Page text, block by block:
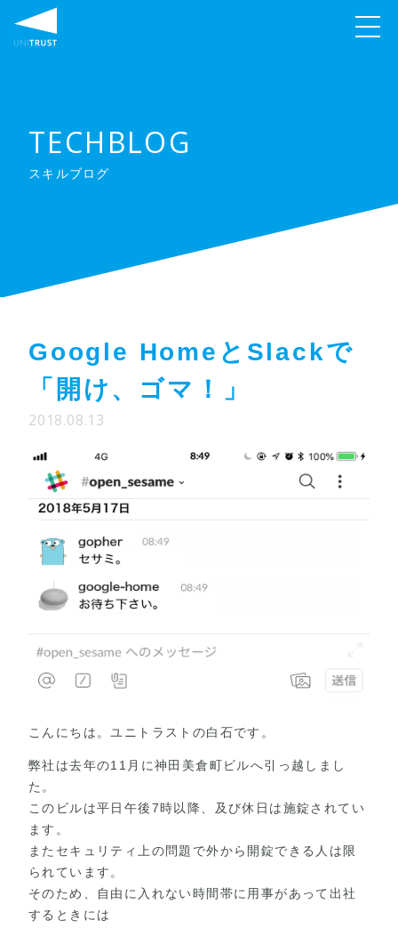
TECHBLOG
スキルブログ
Google HomeとSlackで
「開け、ゴマ！」
2018.08.13
こんにちは。ユニトラストの白石です。
弊社は去年の11月に神田美倉町ビルへ引っ越しまし
た。
このビルは平日午後7時以降、及び休日は施錠されてい
ます。
またセキュリティ上の問題で外から開錠できる人は限
られています。
そのため、自由に入れない時間帯に用事があって出社
するときには